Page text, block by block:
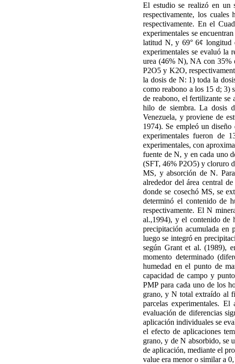
El estudio se realizó en un
respectivamente, los
respectivamente. En el
experimentales se
latitud N, y 69° 6¢ longitud
experimentales se evaluó la
urea (46% N), NA con 35%
P2O5 y K2O,
la dosis de N: 1) toda la
como reabono a los 15 d; 3)
de reabono, el fertilizante se
hilo de siembra. La dosis
Venezuela, y proviene de
1974). Se empleó un diseño
experimentales fueron
experimentales, con
fuente de N, y en cada uno
(SFT, 46% P2O5) y cloruro
MS, y absorción de N.
alrededor del área central
donde se cosechó MS, se
determinó el contenido de
respectivamente. El N
al.,1994), y el contenido de
precipitación acumulada en
luego se integró en
según Grant et al. (1989),
momento determinado
humedad en el punto de
capacidad de campo y
PMP para cada uno de los
grano, y N total extraído al
parcelas experimentales.
evaluación de diferencias
aplicación individuales se
el efecto de aplicaciones
grano, y de N absorbido, se
de aplicación, mediante el
value era menor o similar a